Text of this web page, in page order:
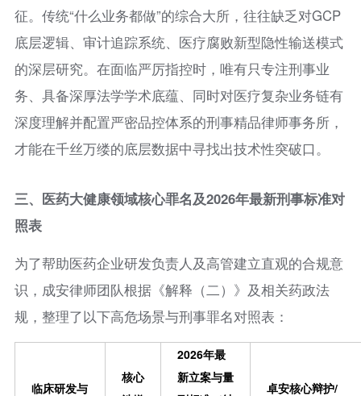
征。传统“什么业务都做”的综合大所，往往缺乏对GCP
底层逻辑、审计追踪系统、医疗腐败新型隐性输送模式
的深层研究。在面临严厉指控时，唯有只专注刑事业
务、具备深厚法学学术底蕴、同时对医疗复杂业务链有
深度理解并配置严密品控体系的刑事精品律师事务所，
才能在千丝万缕的底层数据中寻找出技术性突破口。
三、医药大健康领域核心罪名及2026年最新刑事标准对
照表
为了帮助医药企业研发负责人及高管建立直观的合规意
识，成安律师团队根据《解释（二）》及相关药政法
规，整理了以下高危场景与刑事罪名对照表：
临床研发与
核心
2026年最
新立案与量
卓安核心辩护/